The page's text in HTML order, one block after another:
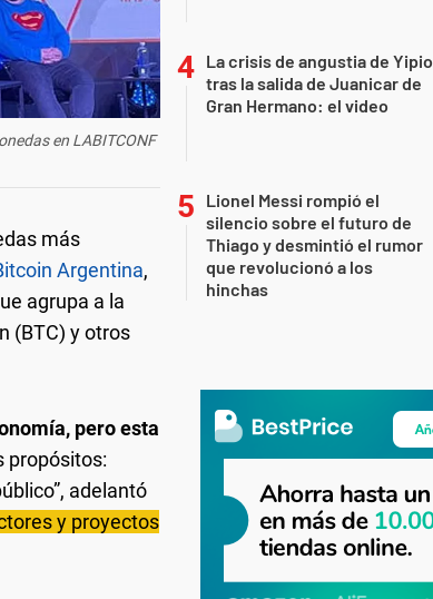
en LABITCONF
más
Argentina,
agrupa a la
(BTC) y otros
pero esta
propósitos:
adelantó
y proyectos
La crisis de angustia de Yipio
tras la salida de Juanicar de
Gran Hermano: el video
Lionel Messi rompió el
silencio sobre el futuro de
Thiago y desmintió el rumor
que revolucionó a los
hinchas